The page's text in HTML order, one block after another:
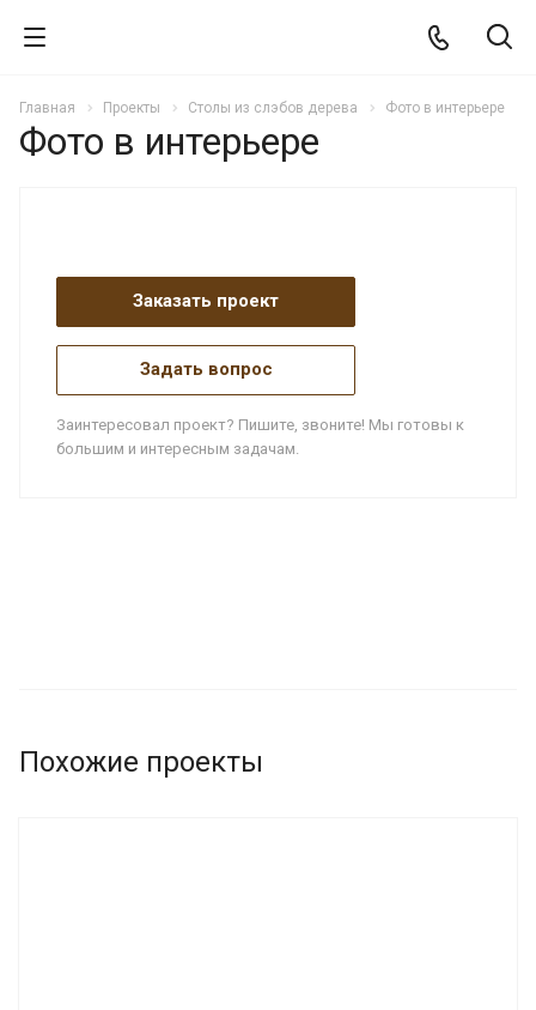
Главная Проекты Столы из слэбов дерева Фото в интерьере
Фото в интерьере
Заказать проект
Задать вопрос
Заинтересовал проект? Пишите, звоните! Мы готовы к
большим и интересным задачам.
Похожие проекты